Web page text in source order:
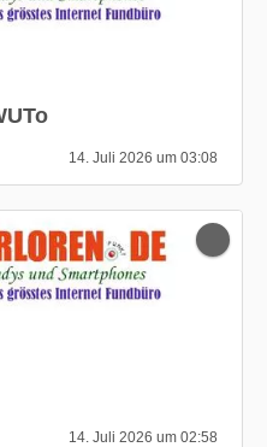
14. Juli 2026 um 03:08
14. Juli 2026 um 02:58